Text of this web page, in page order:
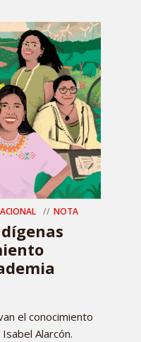
NOTA
el conocimiento
Alarcón.